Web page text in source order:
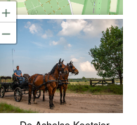
+
−